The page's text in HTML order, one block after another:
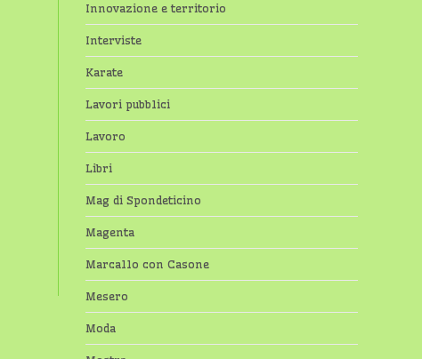
Innovazione e territorio
Interviste
Karate
Lavori pubblici
Lavoro
Libri
Mag di Spondeticino
Magenta
Marcallo con Casone
Mesero
Moda